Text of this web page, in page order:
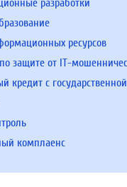
разработки
ресурсов
защите от IT-
кредит с
комплаенс